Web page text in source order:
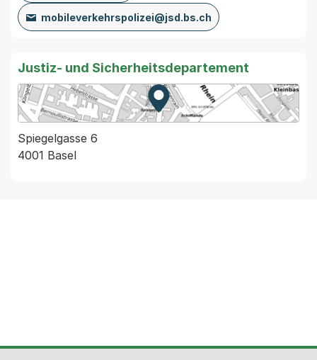
mobileverkehrspolizei@jsd.bs.ch
Justiz- und Sicherheitsdepartement
Zur Karte von MapBS.
Externer Link, wird in einem
Spiegelgasse 6
4001 Basel